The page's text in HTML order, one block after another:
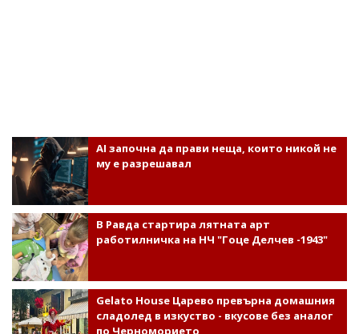
AI започна да прави неща, които никой не
му е разрешавал
В Равда стартира лятната арт
работилничка на НЧ "Гоце Делчев -1943"
Gelato House Царево превърна домашния
сладолед в изкуство - вкусове без аналог
по Черноморието